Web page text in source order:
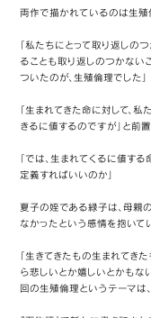
両作で描かれているのは生殖
「私たちにとって取り返しの
ることも取り返しのつかない
ついたのが、生殖倫理でした」
「生まれてきた命に対して、
きるに値するのですが」と前
「では、生まれてくるに値す
定義すればいいのか」
夏子の姪である緑子は、母親
なかったという感情を抱いて
「生きてきたもの生まれてき
ら悲しいとか嬉しいとかもな
回の生殖倫理というテーマは